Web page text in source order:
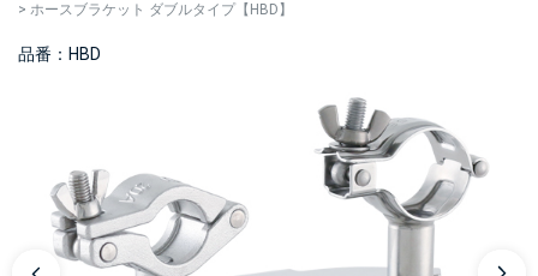
> ホースブラケット ダブルタイプ【HBD】
品番：HBD